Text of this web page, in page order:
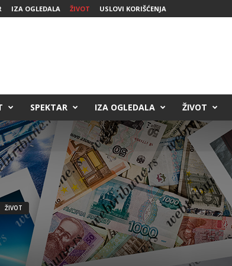
IZA OGLEDALA ŽIVOT USLOVI KORIŠĆENJA
SPEKTAR IZA OGLEDALA ŽIVOT
ŽIVOT